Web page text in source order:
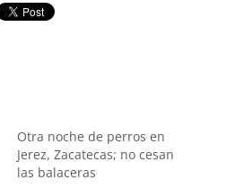
Otra noche de perros en
Jerez, Zacatecas; no cesan
las balaceras